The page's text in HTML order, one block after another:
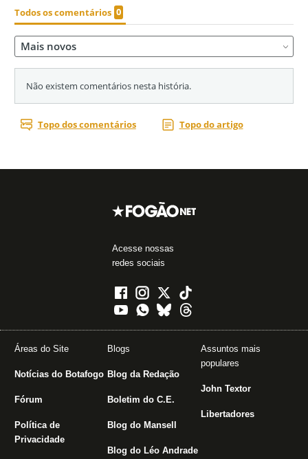
Acesse nossas
redes sociais
Áreas do Site
Notícias do Botafogo
Fórum
Política de
Privacidade
Blogs
Blog da Redação
Boletim do C.E.
Blog do Mansell
Blog do Léo Andrade
Assuntos mais
populares
John Textor
Libertadores